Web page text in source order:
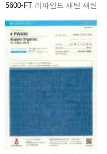
5600-FT 리파인드 새틴 새틴